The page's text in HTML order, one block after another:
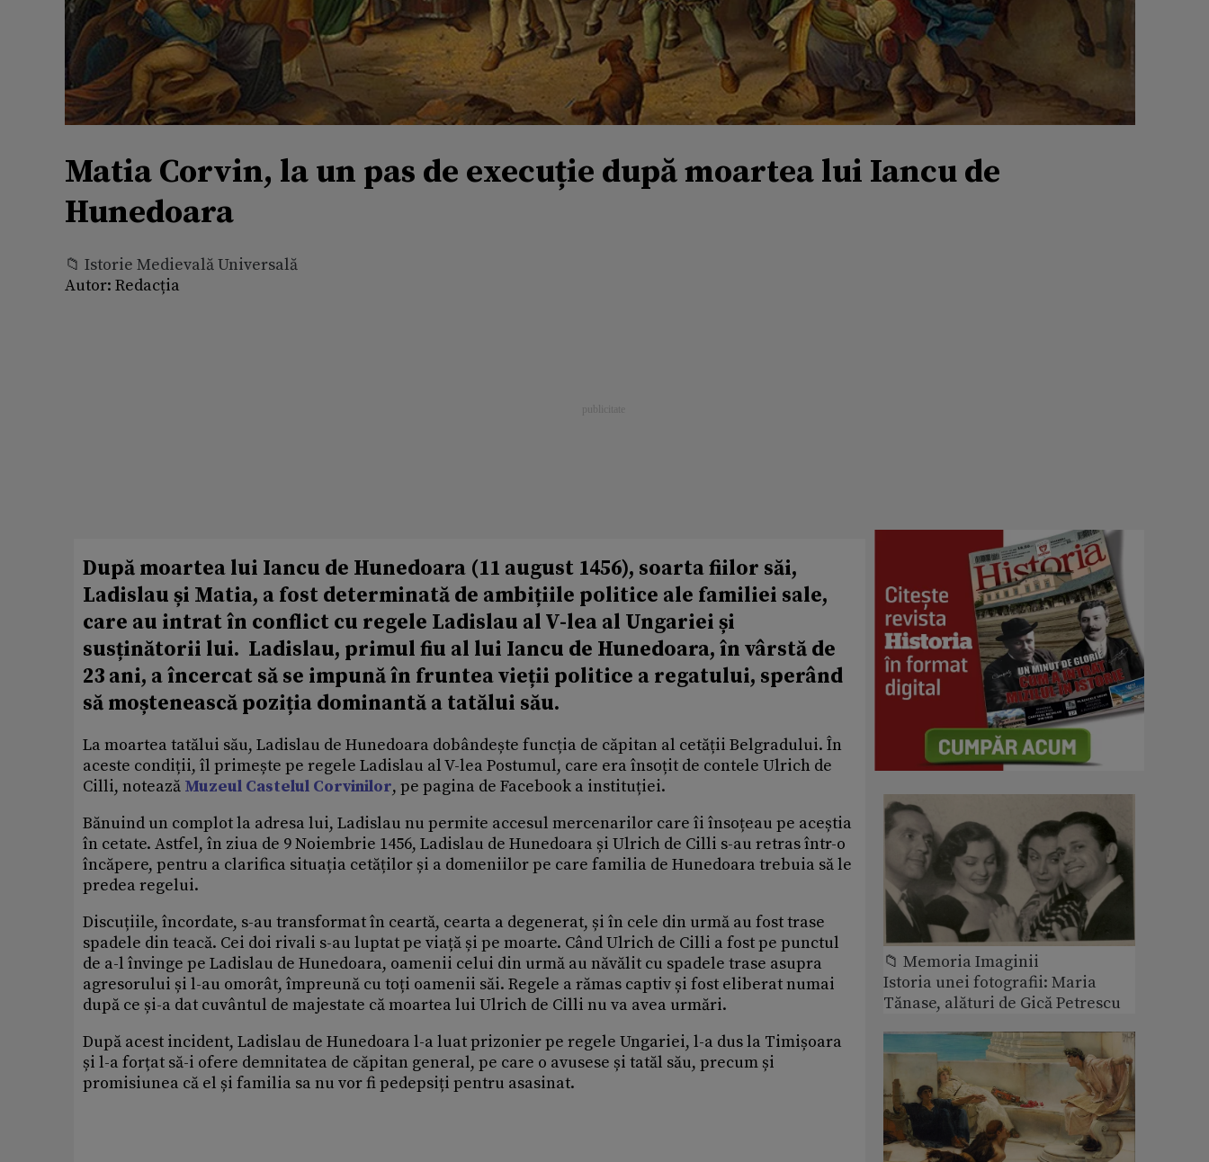
Matia Corvin, la un pas de execuție după moartea lui Iancu de
Hunedoara
📁 Istorie Medievală Universală
Autor: Redacția
După moartea lui Iancu de Hunedoara (11 august 1456), soarta fiilor săi,
Ladislau și Matia, a fost determinată de ambițiile politice ale familiei sale,
care au intrat în conflict cu regele Ladislau al V-lea al Ungariei și
susținătorii lui. Ladislau, primul fiu al lui Iancu de Hunedoara, în vârstă de
23 ani, a încercat să se impună în fruntea vieții politice a regatului, sperând
să moștenească poziția dominantă a tatălui său.
La moartea tatălui său, Ladislau de Hunedoara dobândește funcția de căpitan al cetății Belgradului. În
aceste condiții, îl primește pe regele Ladislau al V-lea Postumul, care era însoțit de contele Ulrich de
Cilli, notează Muzeul Castelul Corvinilor, pe pagina de Facebook a instituției.
Bănuind un complot la adresa lui, Ladislau nu permite accesul mercenarilor care îi însoțeau pe aceștia
în cetate. Astfel, în ziua de 9 Noiembrie 1456, Ladislau de Hunedoara și Ulrich de Cilli s-au retras într-o
încăpere, pentru a clarifica situația cetăților și a domeniilor pe care familia de Hunedoara trebuia să le
predea regelui.
Discuțiile, încordate, s-au transformat în ceartă, cearta a degenerat, și în cele din urmă au fost trase
spadele din teacă. Cei doi rivali s-au luptat pe viață și pe moarte. Când Ulrich de Cilli a fost pe punctul
de a-l învinge pe Ladislau de Hunedoara, oamenii celui din urmă au năvălit cu spadele trase asupra
agresorului și l-au omorât, împreună cu toți oamenii săi. Regele a rămas captiv și fost eliberat numai
după ce și-a dat cuvântul de majestate că moartea lui Ulrich de Cilli nu va avea urmări.
După acest incident, Ladislau de Hunedoara l-a luat prizonier pe regele Ungariei, l-a dus la Timișoara
și l-a forțat să-i ofere demnitatea de căpitan general, pe care o avusese și tatăl său, precum și
promisiunea că el și familia sa nu vor fi pedepsiți pentru asasinat.
📁 Memoria Imaginii
Istoria unei fotografii: Maria
Tănase, alături de Gică Petrescu